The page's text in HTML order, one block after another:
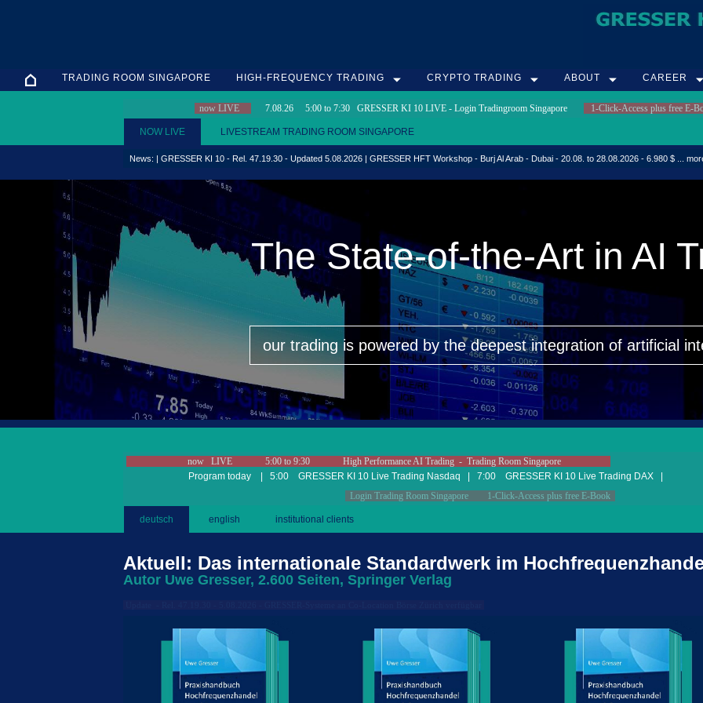
TRADING ROOM SINGAPORE HIGH-FREQUENCY TRADING CRYPTO TRADING ABOUT CAREER
now LIVE 7.08.26 5:00 to 7:30 GRESSER KI 10 LIVE - Login Tradingroom Singapore 1-Click-Access plus free E-
NOW LIVE LIVESTREAM TRADING ROOM SINGAPORE
News: | GRESSER KI 10 - Rel. 47.19.30 - Updated 5.08.2026 | GRESSER HFT Workshop - Burj Al Arab - Dubai - 20.08. to 28.08.2026 - 6.980 $ ...
The State-of-the-Art in AI
our trading is powered by the deepest integration of artificial
now LIVE 5:00 to 9:30 High Performance AI Trading - Trading Room Singapore
Program today | 5:00 GRESSER KI 10 Live Trading Nasdaq | 7:00 GRESSER KI 10 Live Trading DAX |
Login Trading Room Singapore
1-Click-Access plus free E-Book
deutsch english institutional clients
Aktuell: Das internationale Standardwerk im
Autor Uwe Gresser, 2.600 Seiten, Springer Verlag